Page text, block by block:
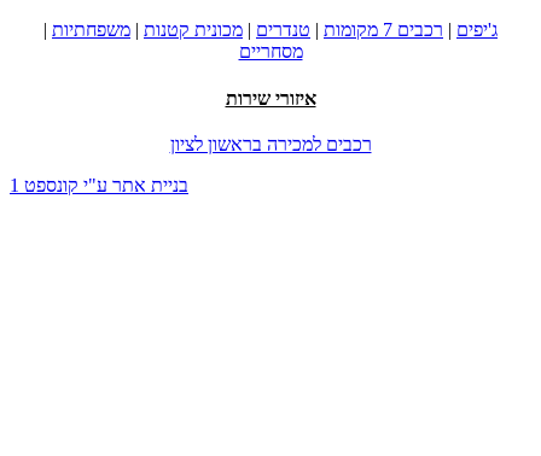
ג'יפים | רכבים 7 מקומות | טנדרים | מכונית קטנות | משפחתיות |
מסחריים
איזורי שירות
רכבים למכירה בראשון לציון
בניית אתר ע"י קונספט 1